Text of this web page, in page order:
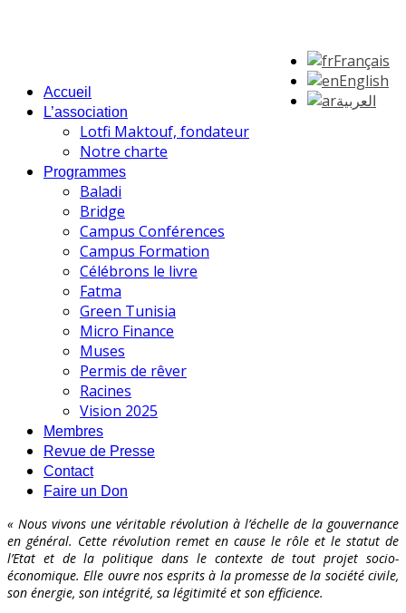
Français
English
العربية
Accueil
L’association
Lotfi Maktouf, fondateur
Notre charte
Programmes
Baladi
Bridge
Campus Conférences
Campus Formation
Célébrons le livre
Fatma
Green Tunisia
Micro Finance
Muses
Permis de rêver
Racines
Vision 2025
Membres
Revue de Presse
Contact
Faire un Don
« Nous vivons une véritable révolution à l’échelle de la gouvernance
en général. Cette révolution remet en cause le rôle et le statut de
l’Etat et de la politique dans le contexte de tout projet socio-
économique. Elle ouvre nos esprits à la promesse de la société civile,
son énergie, son intégrité, sa légitimité et son efficience.